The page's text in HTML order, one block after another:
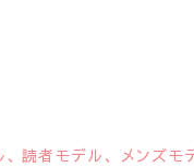
読者モデル、メンズ